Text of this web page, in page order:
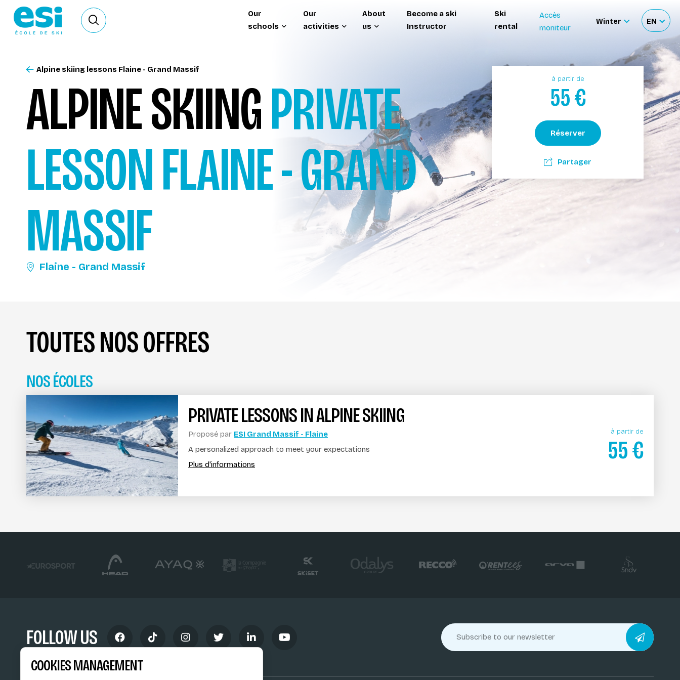
Ouvrir le formulaire de recherche
Our
schools
Our
activities
About
us
Become a ski
Instructor
Ski
rental
Accès
moniteur
Winter
Sélectionnez
EN
votre
langue
ALPINE SKIINGPRIVATE
LESSONFLAINE - GRAND
MASSIF
Flaine - Grand Massif
Alpine skiing lessons Flaine - Grand Massif
à partir de
55€
Réserver
Partager
TOUTES NOS OFFRES
NOS ÉCOLES
PRIVATE LESSONS IN ALPINE SKIING
Proposé par ESI Grand Massif - Flaine à partir de
55€
A personalized approach to meet your expectations
Plus d'informations
FOLLOW US
COOKIES MANAGEMENT